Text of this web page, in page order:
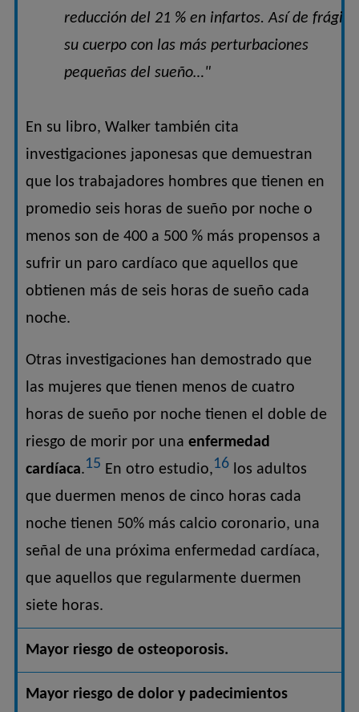
reducción del 21 % en infartos. Así de frágil
su cuerpo con las más perturbaciones
pequeñas del sueño…"
En su libro, Walker también cita
investigaciones japonesas que demuestran
que los trabajadores hombres que tienen en
promedio seis horas de sueño por noche o
menos son de 400 a 500 % más propensos a
sufrir un paro cardíaco que aquellos que
obtienen más de seis horas de sueño cada
noche.
Otras investigaciones han demostrado que
las mujeres que tienen menos de cuatro
horas de sueño por noche tienen el doble de
riesgo de morir por una enfermedad
cardíaca.15 En otro estudio,16los adultos
que duermen menos de cinco horas cada
noche tienen 50% más calcio coronario, una
señal de una próxima enfermedad cardíaca,
que aquellos que regularmente duermen
siete horas.
Mayor riesgo de osteoporosis.
Mayor riesgo de dolor y padecimientos